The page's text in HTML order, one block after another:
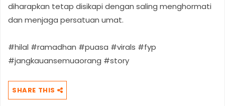
diharapkan tetap disikapi dengan saling menghormati
dan menjaga persatuan umat.
#hilal #ramadhan #puasa #virals #fyp
#jangkauansemuaorang #story
SHARE THIS